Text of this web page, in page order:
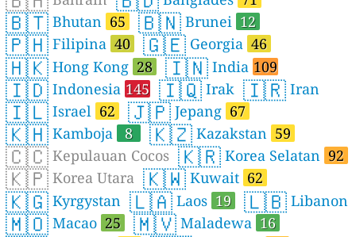
🇧🇹 Bhutan 65 🇧🇳 Brunei 12
🇵🇭 Filipina 40 🇬🇪 Georgia 46
🇭🇰 Hong Kong 28 🇮🇳 India 109
🇮🇩 Indonesia 145 🇮🇶 Irak 🇮🇷 Iran
🇮🇱 Israel 62 🇯🇵 Jepang 67
🇰🇭 Kamboja 8 🇰🇿 Kazakstan 59
🇨🇨 Kepulauan Cocos 🇰🇷 Korea Selatan 92
🇰🇵 Korea Utara 🇰🇼 Kuwait 62
🇰🇬 Kyrgystan 🇱🇦 Laos 19 🇱🇧 Libanon
🇲🇴 Macao 25 🇲🇻 Maladewa 16